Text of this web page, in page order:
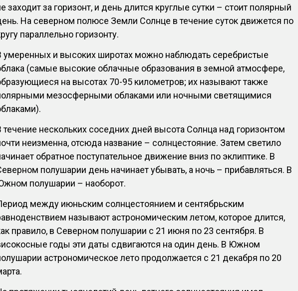
заходит за горизонт, и день длится круглые сутки – стоит полярный
На северном полюсе Земли Солнце в течение суток движется по
параллельно горизонту.
умеренных и высоких широтах можно наблюдать серебристые
(самые высокие облачные образования в земной атмосфере,
на высотах 70-95 километров; их называют также
мезосферными облаками или ночными светящимися
течение нескольких соседних дней высота Солнца над горизонтом
неизменна, отсюда название – солнцестояние. Затем светило
обратное поступательное движение вниз по эклиптике. В
полушарии день начинает убывать, а ночь – прибавляться. В
полушарии – наоборот.
между июньским солнцестоянием и сентябрьским
называют астрономическим летом, которое длится,
правило, в Северном полушарии с 21 июня по 23 сентября. В
годы эти даты сдвигаются на один день. В Южном
астрономическое лето продолжается с 21 декабря по 20